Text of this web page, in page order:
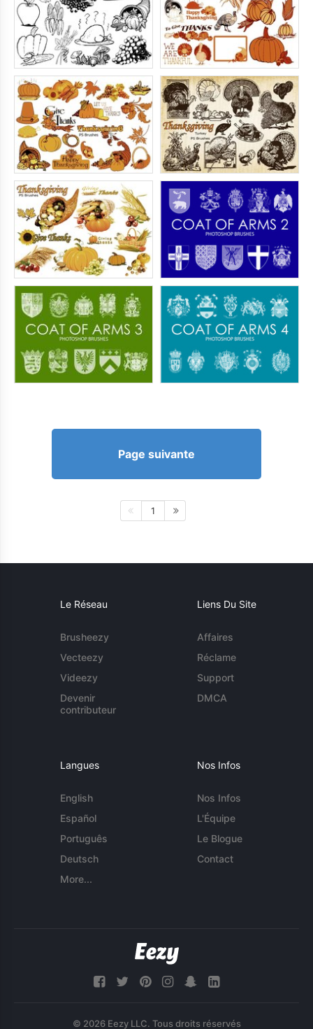
Page suivante
1
Le Réseau
Brusheezy
Vecteezy
Videezy
Devenir
contributeur
Liens Du Site
Affaires
Réclame
Support
DMCA
Langues
English
Español
Português
Deutsch
More...
Nos Infos
Nos Infos
L'Équipe
Le Blogue
Contact
© 2026 Eezy LLC. Tous droits réservés